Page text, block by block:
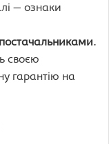
— ознаки
своєю
гарантію на